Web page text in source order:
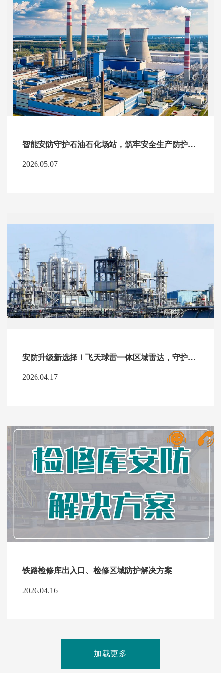
智能安防守护石油石化场站，筑牢安全生产防护屏障
2026.05.07
安防升级新选择！飞天球雷一体区域雷达，守护每一寸安全防线
2026.04.17
铁路检修库出入口、检修区域防护解决方案
2026.04.16
加载更多